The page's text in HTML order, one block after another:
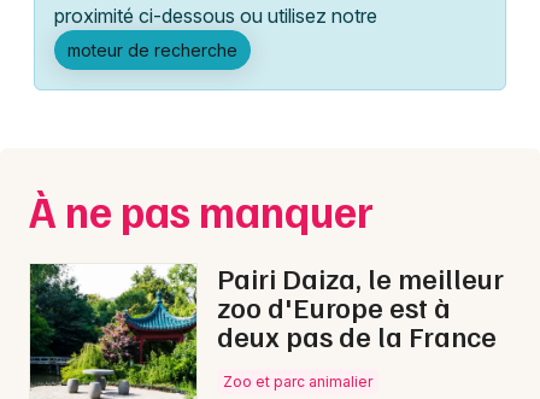
Manifestations
Foires & salons
Concerts
Sports
Soirées
Sorties famille
Marseille
Mulhouse
Nice
Paris
Strasbourg
Toulouse
proximité ci-dessous ou utilisez notre
moteur de recherche
À ne pas manquer
Pairi Daiza, le meilleur
zoo d'Europe est à
deux pas de la France
Zoo et parc animalier